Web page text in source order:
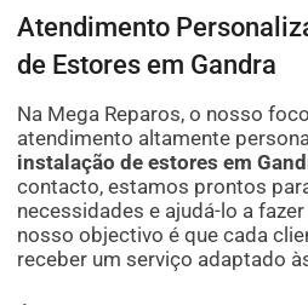
Atendimento
de Estores em Gandra
Na Mega Reparos, o nosso
atendimento altamente
instalação de estores em
contacto, estamos prontos
necessidades e ajudá-lo a
nosso objectivo é que cada
receber um serviço adaptado